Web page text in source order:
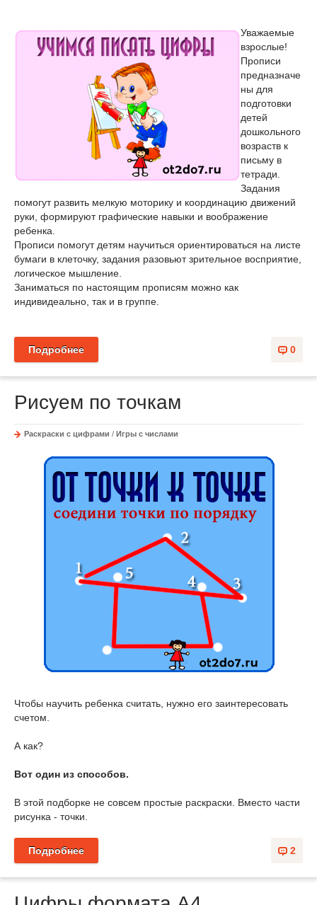
Уважаемые
взрослые!
Прописи
предназначе
ны для
подготовки
детей
дошкольного
возраств к
письму в
тетради.
Задания
помогут развить мелкую моторику и координацию движений
руки, формируют графические навыки и воображение
ребенка.
Прописи помогут детям научиться ориентироваться на листе
бумаги в клеточку, задания разовьют зрительное восприятие,
логическое мышление.
Заниматься по настоящим прописям можно как
индивидеально, так и в группе.
0
Подробнее
Рисуем по точкам
Раскраски с цифрами / Игры с числами
Чтобы научить ребенка считать, нужно его заинтересовать
счетом.
А как?
Вот один из способов.
В этой подборке не совсем простые раскраски. Вместо части
рисунка - точки.
2
Подробнее